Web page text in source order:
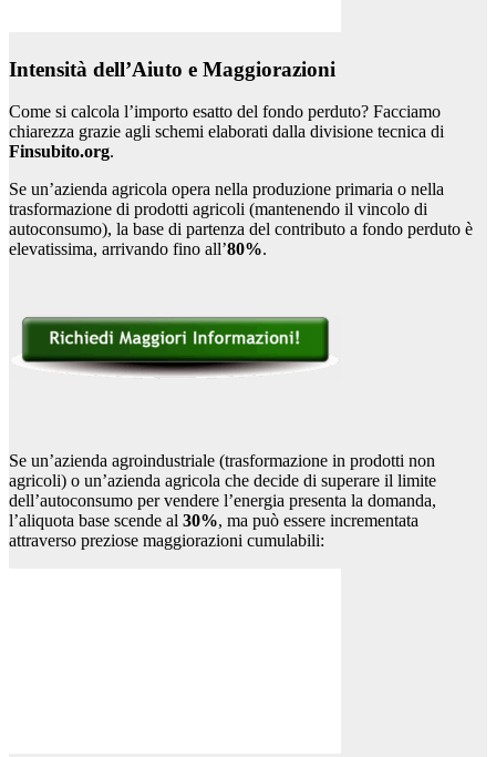
Intensità dell’Aiuto e Maggiorazioni
Come si calcola l’importo esatto del fondo perduto? Facciamo
chiarezza grazie agli schemi elaborati dalla divisione tecnica di
Finsubito.org.
Se un’azienda agricola opera nella produzione primaria o nella
trasformazione di prodotti agricoli (mantenendo il vincolo di
autoconsumo), la base di partenza del contributo a fondo perduto è
elevatissima, arrivando fino all’80%.
Se un’azienda agroindustriale (trasformazione in prodotti non
agricoli) o un’azienda agricola che decide di superare il limite
dell’autoconsumo per vendere l’energia presenta la domanda,
l’aliquota base scende al 30%, ma può essere incrementata
attraverso preziose maggiorazioni cumulabili: